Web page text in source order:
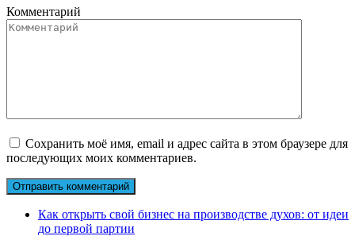
Комментарий
Сохранить моё имя, email и адрес сайта в этом браузере для
последующих моих комментариев.
Как открыть свой бизнес на производстве духов: от идеи
до первой партии